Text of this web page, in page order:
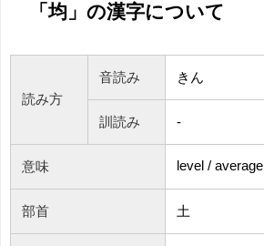
「均」の漢字について
読み方
音読み きん
訓読み -
意味 level / average
部首 土